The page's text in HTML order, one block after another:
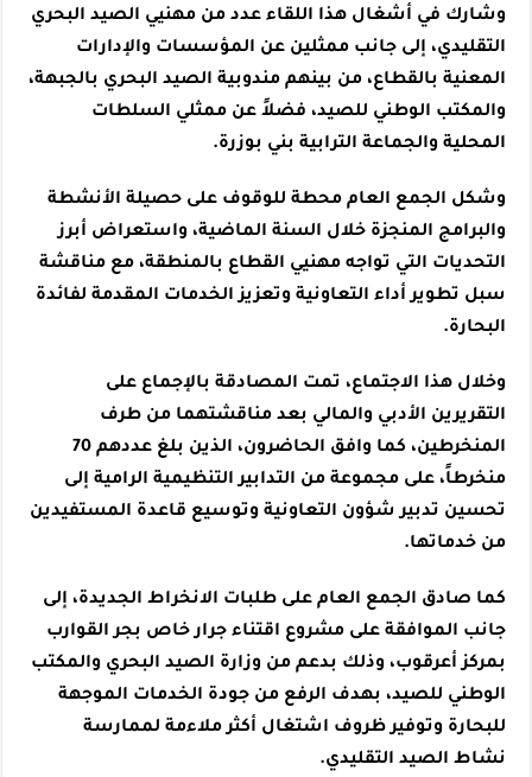
وشارك في أشغال هذا اللقاء عدد من مهنيي الصيد البحري
التقليدي، إلى جانب ممثلين عن المؤسسات والإدارات
المعنية بالقطاع، من بينهم مندوبية الصيد البحري بالجبهة،
والمكتب الوطني للصيد، فضلاً عن ممثلي السلطات
المحلية والجماعة الترابية بني بوزرة.
وشكل الجمع العام محطة للوقوف على حصيلة الأنشطة
والبرامج المنجزة خلال السنة الماضية، واستعراض أبرز
التحديات التي تواجه مهنيي القطاع بالمنطقة، مع مناقشة
سبل تطوير أداء التعاونية وتعزيز الخدمات المقدمة لفائدة
البحارة.
وخلال هذا الاجتماع، تمت المصادقة بالإجماع على
التقريرين الأدبي والمالي بعد مناقشتهما من طرف
المنخرطين، كما وافق الحاضرون، الذين بلغ عددهم 70
منخرطاً، على مجموعة من التدابير التنظيمية الرامية إلى
تحسين تدبير شؤون التعاونية وتوسيع قاعدة المستفيدين
من خدماتها.
كما صادق الجمع العام على طلبات الانخراط الجديدة، إلى
جانب الموافقة على مشروع اقتناء جرار خاص بجر القوارب
بمركز أعرقوب، وذلك بدعم من وزارة الصيد البحري والمكتب
الوطني للصيد، بهدف الرفع من جودة الخدمات الموجهة
للبحارة وتوفير ظروف اشتغال أكثر ملاءمة لممارسة
نشاط الصيد التقليدي.